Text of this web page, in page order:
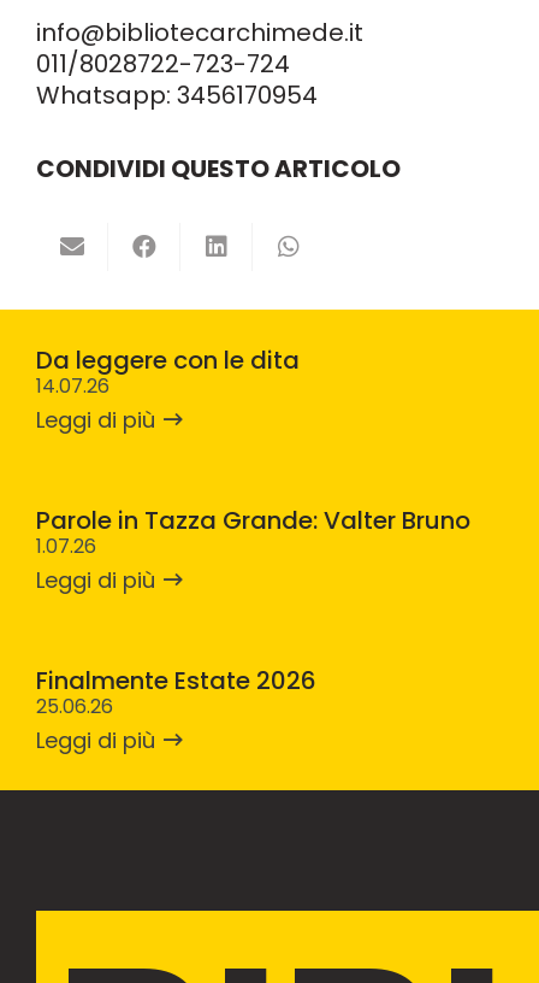
info@bibliotecarchimede.it
011/8028722-723-724
Whatsapp: 3456170954
CONDIVIDI QUESTO ARTICOLO
Da leggere con le dita
14.07.26
Leggi di più
Parole in Tazza Grande: Valter Bruno
1.07.26
Leggi di più
Finalmente Estate 2026
25.06.26
Leggi di più